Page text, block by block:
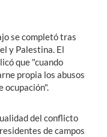
se completó tras
y Palestina. El
que "cuando
propia los abusos
ocupación".
del conflicto
de campos